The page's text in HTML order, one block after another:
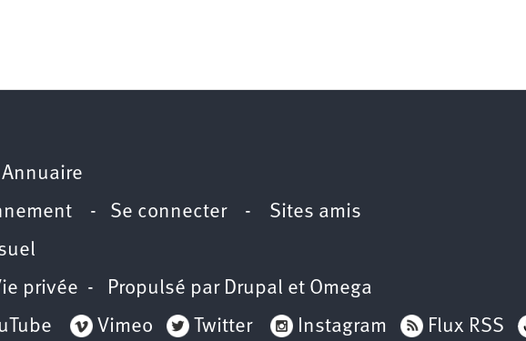
Annuaire
- Se connecter- Sites amis
privée - Propulsé par Drupal et Omega
Vimeo Twitter Instagram Flux RSS